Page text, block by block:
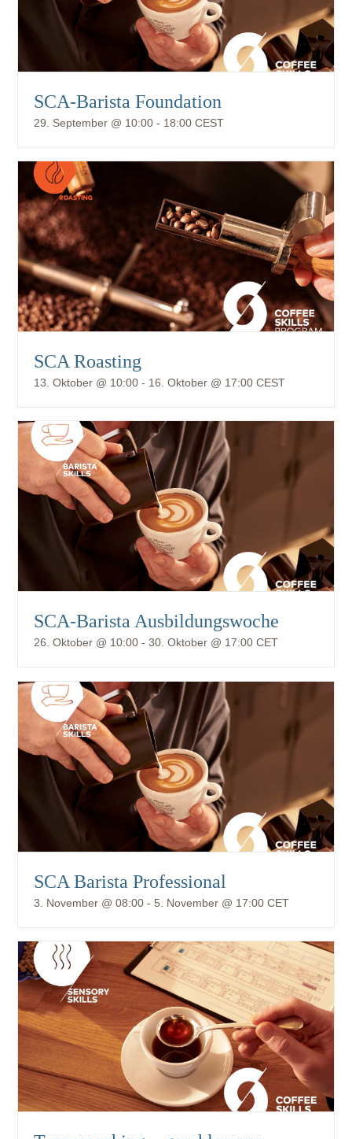
SCA-Barista Foundation
29. September @ 10:00 - 18:00 CEST
SCA Roasting
13. Oktober @ 10:00 - 16. Oktober @ 17:00 CEST
SCA-Barista Ausbildungswoche
26. Oktober @ 10:00 -30. Oktober @ 17:00 CET
SCA Barista Professional
3. November @ 08:00 - 5. November @ 17:00 CET